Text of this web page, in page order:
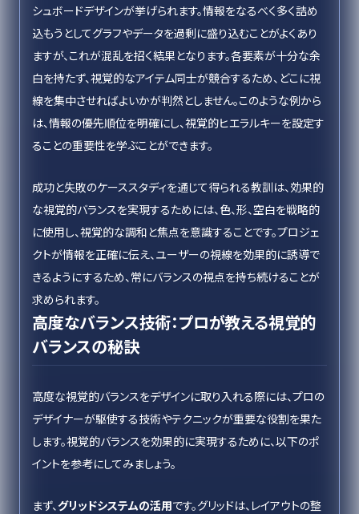
シュボードデザインが挙げられます。情報をなるべく多く詰め
込もうとしてグラフやデータを過剰に盛り込むことがよくあり
ますが、これが混乱を招く結果となります。各要素が十分な余
白を持たず、視覚的なアイテム同士が競合するため、どこに視
線を集中させればよいかが判然としません。このような例から
は、情報の優先順位を明確にし、視覚的ヒエラルキーを設定す
ることの重要性を学ぶことができます。
成功と失敗のケーススタディを通じて得られる教訓は、効果的
な視覚的バランスを実現するためには、色、形、空白を戦略的
に使用し、視覚的な調和と焦点を意識することです。プロジェ
クトが情報を正確に伝え、ユーザーの視線を効果的に誘導で
きるようにするため、常にバランスの視点を持ち続けることが
求められます。
高度なバランス技術：プロが教える視覚的
バランスの秘訣
高度な視覚的バランスをデザインに取り入れる際には、プロの
デザイナーが駆使する技術やテクニックが重要な役割を果た
します。視覚的バランスを効果的に実現するために、以下のポ
イントを参考にしてみましょう。
まず、グリッドシステムの活用です。グリッドは、レイアウトの整